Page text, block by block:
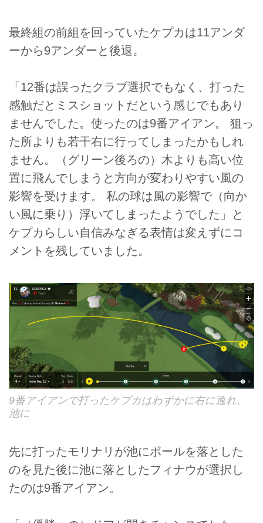
最終組の前組を回っていたケプカは11アンダ
ーから9アンダーと後退。
「12番は誤ったクラブ選択でもなく、打った
感触だとミスショットだという感じでもあり
ませんでした。使ったのは9番アイアン。 狙っ
た所よりも若干右に行ってしまったかもしれ
ません。（グリーン後ろの）木よりも高い位
置に飛んでしまうと方向が変わりやすい風の
影響を受けます。 私の球は風の影響で（向か
い風に乗り）浮いてしまったようでした」と
ケプカらしい自信みなぎる表情は変えずにコ
メントを残していました。
9番アイアンで打ったケプカはわずかに右に逸れ、
池に
先に打ったモリナリが池にボールを落とした
のを見た後に池に落としたフィナウが選択し
たのは9番アイアン。